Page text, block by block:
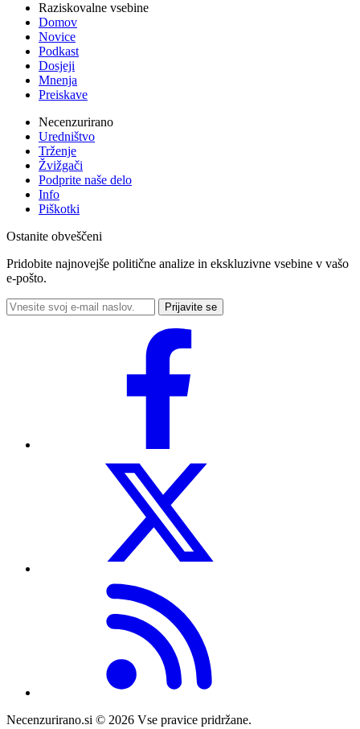
Raziskovalne vsebine
Domov
Novice
Podkast
Dosjeji
Mnenja
Preiskave
Necenzurirano
Uredništvo
Trženje
Žvižgači
Podprite naše delo
Info
Piškotki
Ostanite obveščeni
Pridobite najnovejše politične analize in ekskluzivne vsebine v vašo
e-pošto.
Prijavite se
Necenzurirano.si © 2026 Vse pravice pridržane.